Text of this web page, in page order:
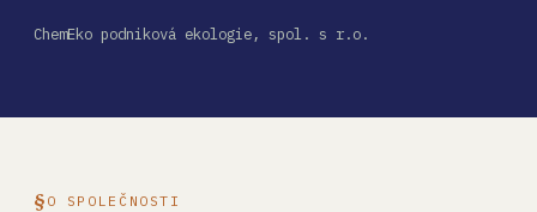
ChemEko podniková ekologie, spol. s r.o.
O SPOLEČNOSTI